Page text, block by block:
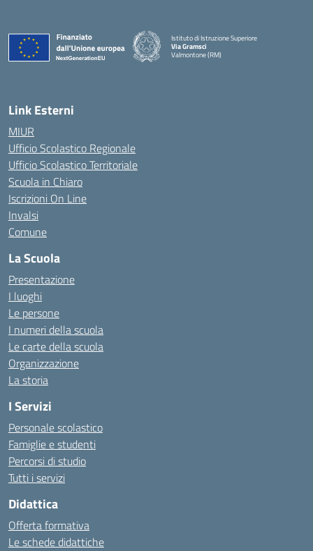
Istituto di Istruzione Superiore
Via Gramsci
Valmontone (RM)
Link Esterni
MIUR
Ufficio Scolastico Regionale
Ufficio Scolastico Territoriale
Scuola in Chiaro
Iscrizioni On Line
Invalsi
Comune
La Scuola
Presentazione
I luoghi
Le persone
I numeri della scuola
Le carte della scuola
Organizzazione
La storia
I Servizi
Personale scolastico
Famiglie e studenti
Percorsi di studio
Tutti i servizi
Didattica
Offerta formativa
Le schede didattiche